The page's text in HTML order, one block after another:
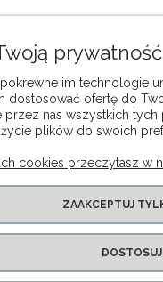
prywatność
im technologie
dostosować ofertę do
przez nas wszystkich
plików do swoich
cookies przeczytasz w
ZAAKCEPTUJ